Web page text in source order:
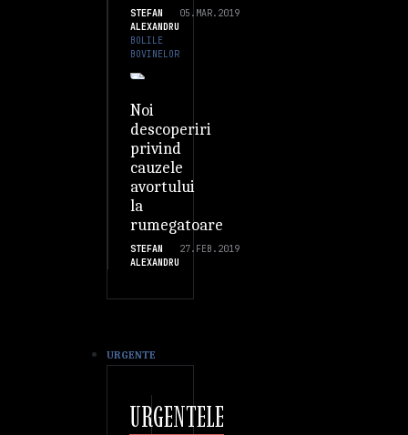
STEFAN
ALEXANDRU
05.MAR.2019
BOLILE
BOVINELOR
Noi
descoperiri
privind
cauzele
avortului
la
rumegatoare
STEFAN
ALEXANDRU
27.FEB.2019
URGENTE
URGENTELE